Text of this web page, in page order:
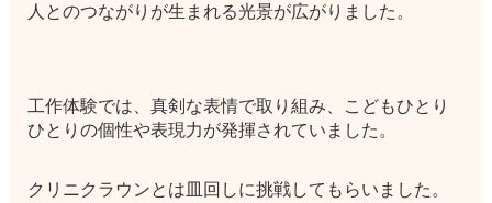
人とのつながりが生まれる光景が広がりました。
工作体験では、真剣な表情で取り組み、こどもひとり
ひとりの個性や表現力が発揮されていました。
クリニクラウンとは皿回しに挑戦してもらいました。